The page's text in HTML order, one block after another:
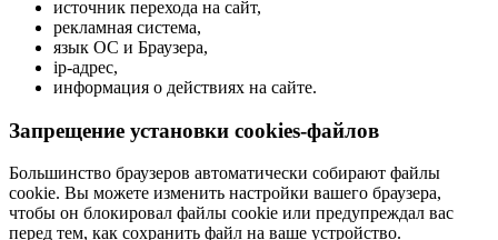
источник перехода на сайт,
рекламная система,
язык ОС и Браузера,
ip-адрес,
информация о действиях на сайте.
Запрещение установки cookies-файлов
Большинство браузеров автоматически собирают файлы
cookie. Вы можете изменить настройки вашего браузера,
чтобы он блокировал файлы cookie или предупреждал вас
перед тем, как сохранить файл на ваше устройство.